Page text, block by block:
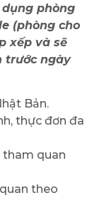
phòng
(phòng cho
xếp và sẽ
trước ngày
Bản.
thực đơn đa
tham quan
theo